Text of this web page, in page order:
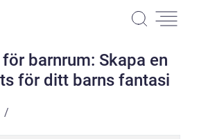
barnrum: Skapa en
för ditt barns fantasi